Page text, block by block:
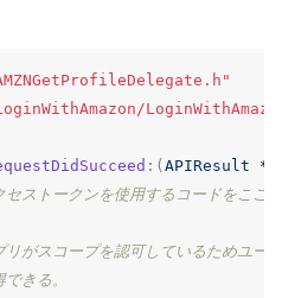
:( APIResult *
ストークンを使用するコードをここ
がスコープを認可しているためユー
きる。